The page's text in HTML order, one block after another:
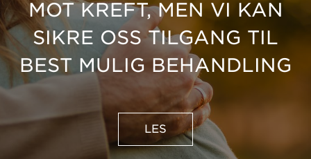
MOT KREFT, MEN VI KAN
SIKRE OSS TILGANG TIL
BEST MULIG BEHANDLING
LES